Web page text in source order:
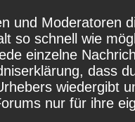
und Moderatoren
so schnell wie
einzelne
dass
wiedergibt
nur für ihre